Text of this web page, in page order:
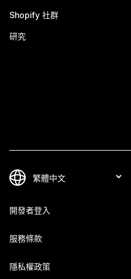
Shopify 社群
研究
開發者登入
服務條款
隱私權政策